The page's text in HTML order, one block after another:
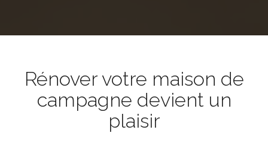
Rénover votre maison de
campagne devient un
plaisir